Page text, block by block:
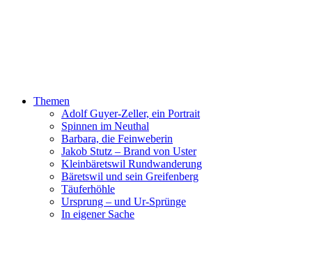
Themen
Adolf Guyer-Zeller, ein Portrait
Spinnen im Neuthal
Barbara, die Feinweberin
Jakob Stutz – Brand von Uster
Kleinbäretswil Rundwanderung
Bäretswil und sein Greifenberg
Täuferhöhle
Ursprung – und Ur-Sprünge
In eigener Sache